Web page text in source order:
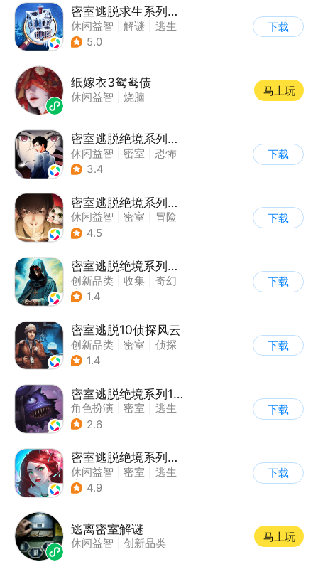
密室逃脱求生系列2极限密探
休闲益智 解谜
逃生
| 密室逃脱
5.0
下载
纸嫁衣3鸳鸯债
休闲益智 烧脑
马上玩
密室逃脱绝境系列9无人医院
休闲益智 密室
恐怖
| 密室逃脱
3.4
下载
密室逃脱绝境系列3画仙奇缘
休闲益智 密室
冒险
| 密室逃脱
4.5
下载
密室逃脱绝境系列7印加古城
创新品类 收集
奇幻
| 密室逃脱
1.4
下载
密室逃脱10侦探风云
创新品类 密室
侦探
| 密室逃脱
1.4
下载
密室逃脱绝境系列10寻梦大作战
角色扮演 密室
逃生
| 密室逃脱
2.6
下载
密室逃脱绝境系列4迷失森林
休闲益智 密室
逃生
| 密室逃脱
4.9
下载
逃离密室解谜
休闲益智 创新品类
马上玩